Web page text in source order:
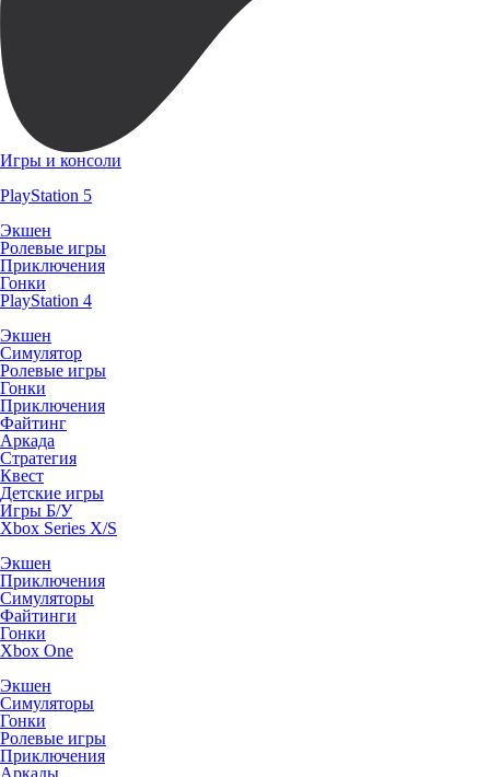
Игры и консоли
PlayStation 5
Экшен
Ролевые игры
Приключения
Гонки
PlayStation 4
Экшен
Симулятор
Ролевые игры
Гонки
Приключения
Файтинг
Аркада
Стратегия
Квест
Детские игры
Игры Б/У
Xbox Series X/S
Экшен
Приключения
Симуляторы
Файтинги
Гонки
Xbox One
Экшен
Симуляторы
Гонки
Ролевые игры
Приключения
Аркады